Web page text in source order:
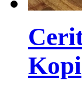
Kopi